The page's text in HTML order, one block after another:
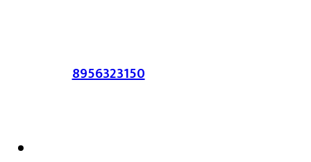
संपर्क :-8956323150/ ईमेल :-